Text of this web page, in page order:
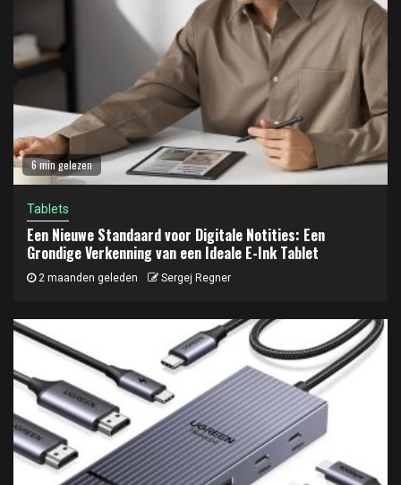
6 min gelezen
Tablets
Een Nieuwe Standaard voor Digitale Notities: Een
Grondige Verkenning van een Ideale E-Ink Tablet
2 maanden geleden Sergej Regner